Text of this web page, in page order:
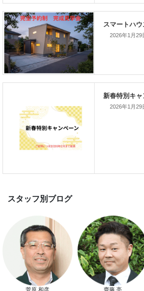
次の記事
家づくりこぼれ話！
新着のイベント情報
スマー
2026年1月29
2026年1月29
菅原 和彦 齋藤 亮